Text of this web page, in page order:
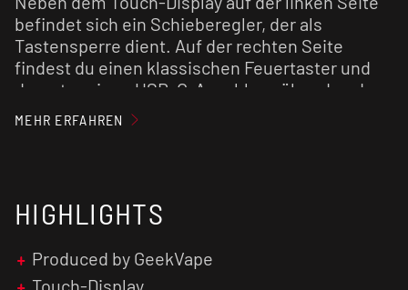
befindet sich ein Schieberegler, der als
Tastensperre dient. Auf der rechten Seite
findest du einen klassischen Feuertaster und
darunter einen USB-C-Anschluss über den du
die Akkuzellen aufladen kannst. Wir empfehlen
dir allerdings nach Möglichkeit immer ein
Der Akkuträger liegt dank seiner
dabei schmeichelt die Beschichtung aus Leder
nicht nur den Augen sondern auch den Fingern.
MEHR ERFAHREN
HIGHLIGHTS
Produced by GeekVape
Touch-Display